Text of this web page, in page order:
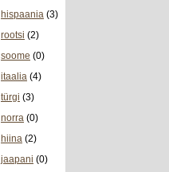
hispaania (3)
rootsi (2)
soome (0)
itaalia (4)
türgi (3)
norra (0)
hiina (2)
jaapani (0)